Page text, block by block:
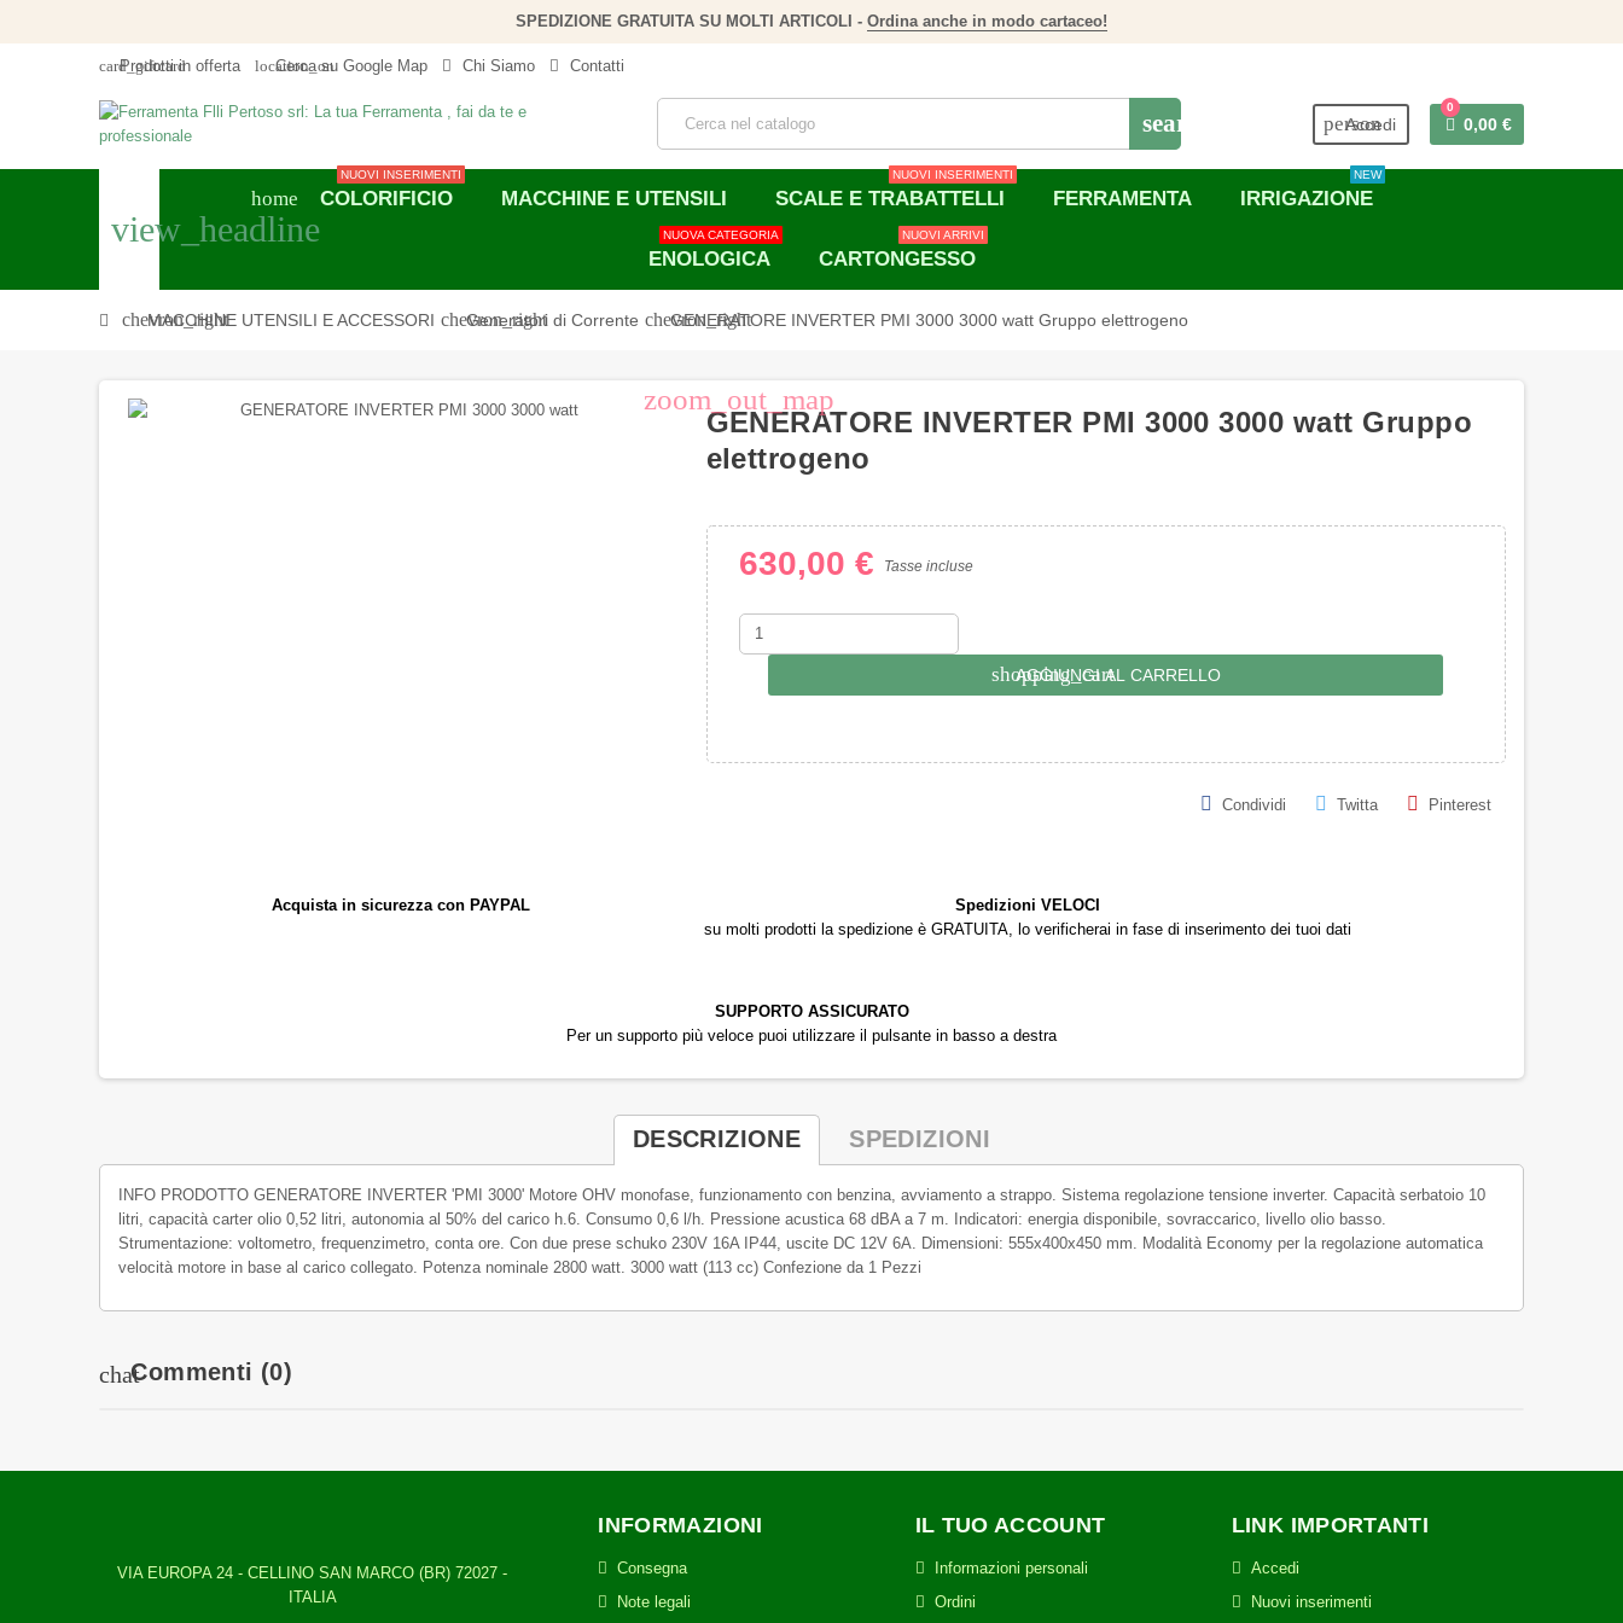
SPEDIZIONE GRATUITA SU MOLTI ARTICOLI - Ordina anche in modo cartaceo!
card_giftcard
Prodotti in offerta location_on
Cerca su Google Map Chi Siamo Contatti
search person
Accedi
0
0,00 €
view_headline
home COLORIFICIO
NUOVI INSERIMENTI
MACCHINE E UTENSILI SCALE E TRABATTELLI
NUOVI INSERIMENTI
FERRAMENTA IRRIGAZIONE
NEW
ENOLOGICA
NUOVA CATEGORIA
CARTONGESSO
NUOVI ARRIVI
chevron_right
MACCHINE UTENSILI E ACCESSORI chevron_right
Generatori di Corrente chevron_right
GENERATORE INVERTER PMI 3000 3000 watt Gruppo elettrogeno
zoom_out_map
GENERATORE INVERTER PMI 3000 3000 watt Gruppo
elettrogeno
630,00 € Tasse incluse
shopping_cart
AGGIUNGI AL CARRELLO
Condividi Twitta Pinterest
Acquista in sicurezza con PAYPAL
Spedizioni VELOCI
su molti prodotti la spedizione è GRATUITA, lo verificherai in fase di inserimento dei tuoi dati
SUPPORTO ASSICURATO
Per un supporto più veloce puoi utilizzare il pulsante in basso a destra
DESCRIZIONE SPEDIZIONI
INFO PRODOTTO GENERATORE INVERTER 'PMI 3000' Motore OHV monofase, funzionamento con benzina, avviamento a strappo. Sistema regolazione tensione inverter. Capacità serbatoio 10
litri, capacità carter olio 0,52 litri, autonomia al 50% del carico h.6. Consumo 0,6 l/h. Pressione acustica 68 dBA a 7 m. Indicatori: energia disponibile, sovraccarico, livello olio basso.
Strumentazione: voltometro, frequenzimetro, conta ore. Con due prese schuko 230V 16A IP44, uscite DC 12V 6A. Dimensioni: 555x400x450 mm. Modalità Economy per la regolazione automatica
velocità motore in base al carico collegato. Potenza nominale 2800 watt. 3000 watt (113 cc) Confezione da 1 Pezzi
chatCommenti (0)
VIA EUROPA 24 - CELLINO SAN MARCO (BR) 72027 -
ITALIA
INFORMAZIONI
Consegna
Note legali
IL TUO ACCOUNT
Informazioni personali
Ordini
LINK IMPORTANTI
Accedi
Nuovi inserimenti